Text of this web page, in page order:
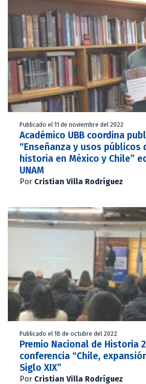
Publicado el 11 de noviembre del 2022
Académico UBB coordina
“Enseñanza y usos públicos
historia en México y Chile”
UNAM
Por Cristian Villa Rodríguez
Publicado el 18 de octubre del 2022
Premio Nacional de Historia
conferencia “Chile,
Siglo XIX”
Por Cristian Villa Rodríguez